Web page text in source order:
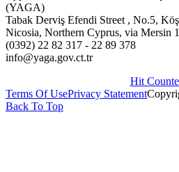
(YAGA)
Tabak Derviş Efendi Street , No.5,
Nicosia, Northern Cyprus, via Mersin
(0392) 22 82 317 - 22 89 378
info@yaga.gov.ct.tr
Hit
Terms Of UsePrivacy Statement
Back To Top